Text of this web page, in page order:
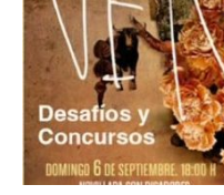
si qué hayais venido a
siempre." En la foto, con
Ambos han llevado el
de la tierra.